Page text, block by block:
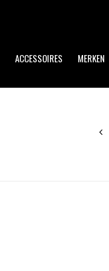
ACCESSOIRES MERKEN